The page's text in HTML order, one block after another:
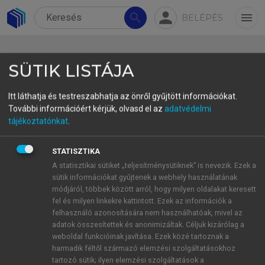
search person BELÉPÉS menu
3.2 The discussion of novices’
results
This chapter will focus on answering the research
questions 1.1 to 1.7 outlined in Chapter 2.2.1.
While doing so, we will draw on the results
presented in the previous chapter.
3.2.1 Students’ language proficiency,
SÜTIK LISTÁJA
Itt láthatja és testreszabhatja az önről gyűjtött információkat.
További információért kérjük, olvasd el az adatvédelmi
tájékoztatónkat.
STATISZTIKA
A statisztikai sütiket „teljesítménysütiknek” is nevezik. Ezek a
sütik információkat gyűjtenek a webhely használatának
módjáról, többek között arról, hogy milyen oldalakat keresett
fel és milyen linkekre kattintott. Ezek az információk a
felhasználó azonosítására nem használhatóak, mivel az
adatok összesítettek és anonimizáltak. Céljuk kizárólag a
weboldal funkcióinak javítása. Ezek közé tartoznak a
harmadik féltől származó elemzési szolgáltatásokhoz
tartozó sütik; ilyen elemzési szolgáltatások a